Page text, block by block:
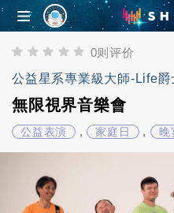
0则评价
公益星系專業級大師-Life爵
無限視界音樂會
公益表演 , 家庭日 , 晚